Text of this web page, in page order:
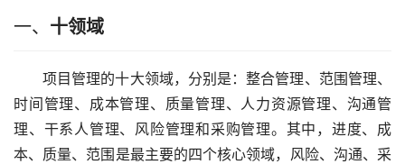
一、 十领域
项目管理的十大领域，分别是：整合管理、范围管理、
时间管理、成本管理、质量管理、人力资源管理、沟通管
理、干系人管理、风险管理和采购管理。其中，进度、成
本、质量、范围是最主要的四个核心领域，风险、沟通、采